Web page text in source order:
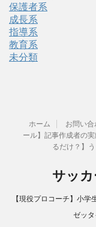
保護者系
成長系
指導系
教育系
未分類
ホーム お問い合
ール】記事作成者の
るだけ？】
サッ
【現役プロコーチ】小
ゼッタ